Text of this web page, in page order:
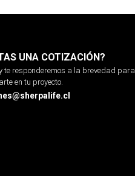
UNA COTIZACIÓN?
te responderemos a la brevedad para
en tu proyecto.